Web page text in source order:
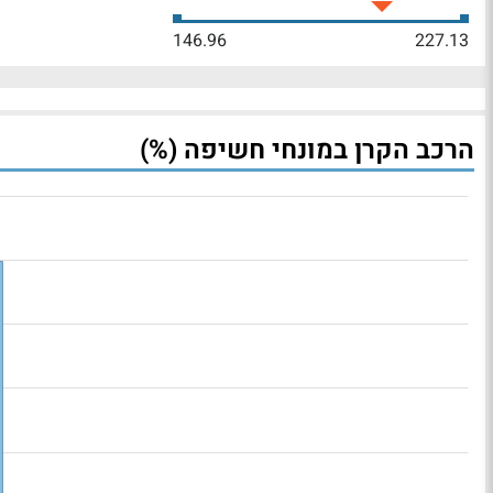
227.13
146.96
הרכב הקרן במונחי חשיפה (%)